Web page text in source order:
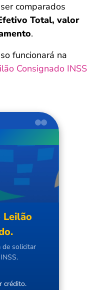
comparados
Total, valor
.
funcionará na
Consignado INSS
Leilão
de solicitar
crédito.